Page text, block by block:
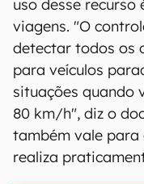
uso desse recurso
viagens. "O
detectar todos os
para veículos
situações quando
80 km/h", diz o
também vale para
realiza